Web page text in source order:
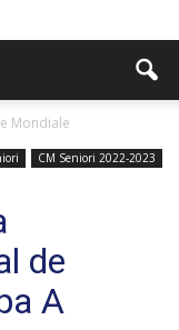
Mondiale
CM Seniori 2022-2023
de
A